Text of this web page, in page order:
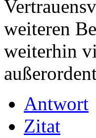
weiteren
weiterhin
Antwort
Zitat